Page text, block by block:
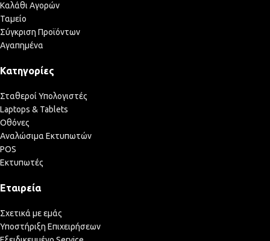
Καλάθι Αγορών
Ταμείο
Σύγκριση Προϊόντων
Αγαπημένα
Κατηγορίες
Σταθεροί Υπολογιστές
Laptops & Tablets
Οθόνες
Αναλώσιμα Εκτυπωτών
POS
Εκτυπωτές
Εταιρεία
Σχετικά με εμάς
Υποστήριξη Επιχειρήσεων